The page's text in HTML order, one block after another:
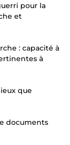
pour la
et
: capacité à
à
que
documents